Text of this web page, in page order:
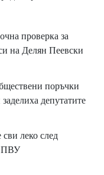
проверка за
на Делян Пеевски
поръчки
депутатите
сви леко след
ПВУ